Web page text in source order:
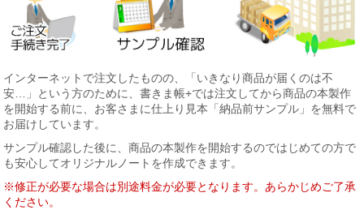
インターネットで注文したものの、「いきなり商品が届くのは不
安…」という方のために、書きま帳+では注文してから商品の本製作
を開始する前に、お客さまに仕上り見本「納品前サンプル」を無料で
お届けしています。
サンプル確認した後に、商品の本製作を開始するのではじめての方で
も安心してオリジナルノートを作成できます。
※修正が必要な場合は別途料金が必要となります。あらかじめご了承
ください。